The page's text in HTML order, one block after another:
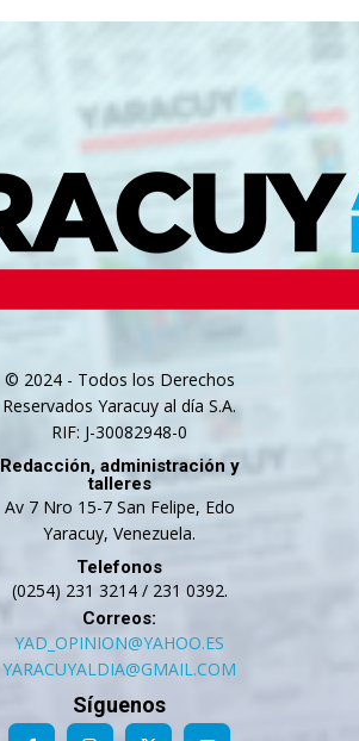
© 2024 - Todos los Derechos
Reservados Yaracuy al día S.A.
RIF: J-30082948-0
Redacción, administración y
talleres
Av 7 Nro 15-7 San Felipe, Edo
Yaracuy, Venezuela.
Telefonos
(0254) 231 3214 / 231 0392.
Correos:
YAD_OPINION@YAHOO.ES
YARACUYALDIA@GMAIL.COM
Síguenos